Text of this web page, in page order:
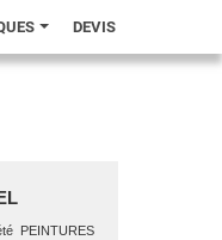
DEVIS
PEINTURES